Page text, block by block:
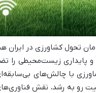
تحول کشاورزی در ایران
و پایداری زیست‌محیطی را
با چالش‌های
رو به رشد، نقش